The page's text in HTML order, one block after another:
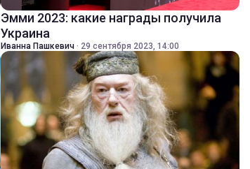
Эмми 2023: какие награды получила
Украина
Иванна Пашкевич · 29 сентября 2023, 14:00